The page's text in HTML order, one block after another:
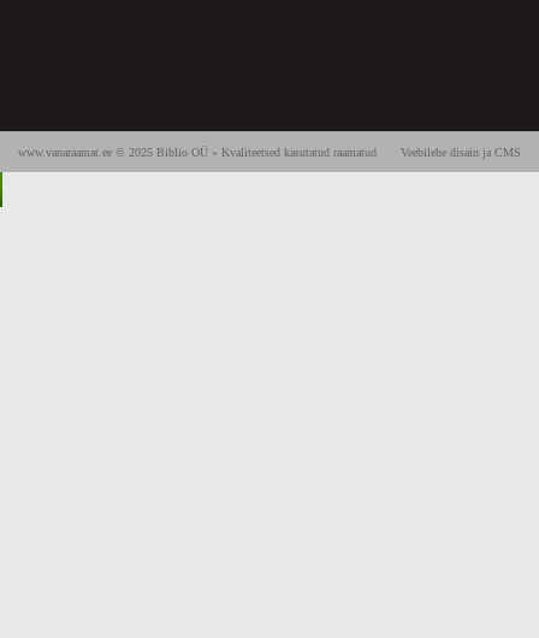
Veebilehe disain ja CMS
www.vanaraamat.ee © 2025 Biblio OÜ » Kvaliteetsed kasutatud raamatud